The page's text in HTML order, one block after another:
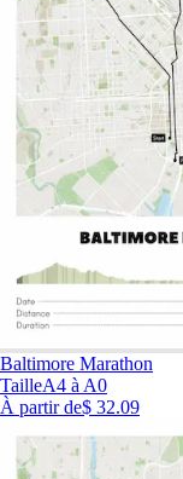
Baltimore Marathon
TailleA4 à A0
À partir de$ 32.09